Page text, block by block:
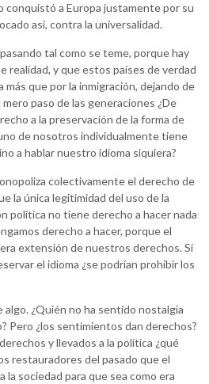
conquistó a Europa justamente por su
así, contra la universalidad.
tal como se teme, porque hay
realidad, y que estos países de verdad
más que por la inmigración, dejando de
paso de las generaciones ¿De
a la preservación de la forma de
de nosotros individualmente tiene
a hablar nuestro idioma siquiera?
colectivamente el derecho de
la única legitimidad del uso de la
política no tiene derecho a hacer nada
derecho a hacer, porque el
extensión de nuestros derechos. Si
el idioma ¿se podrían prohibir los
¿Quién no ha sentido nostalgia
Pero ¿los sentimientos dan derechos?
y llevados a la política ¿qué
restauradores del pasado que el
la sociedad para que sea como era